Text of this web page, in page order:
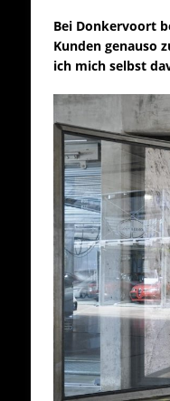
Bei Donkervoort
Kunden genauso
ich mich selbst